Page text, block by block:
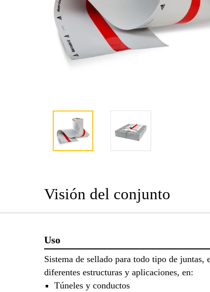
Visión del conjunto
Uso
Sistema de sellado para todo tipo de juntas,
diferentes estructuras y aplicaciones, en:
Túneles y conductos